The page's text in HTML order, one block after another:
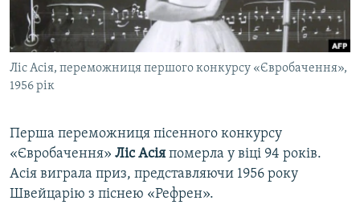
ВІДЕОУРОКИ «ELIFBE»
СВІДЧЕННЯ ОКУПАЦІЇ
УКРАЇНСЬКА ПРОБЛЕМА КРИМУ
Русский
Qırımtatar
Усі сайти RFE/RL
Ліс Асія, переможниця першого конкурсу «Євробачення»,
1956 рік
Перша переможниця пісенного конкурсу
«Євробачення» Ліс Асія померла у віці 94 років.
Асія виграла приз, представляючи 1956 року
Швейцарію з піснею «Рефрен».